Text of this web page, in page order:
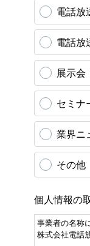
電話放
電話放
展示会
セミナ
業界ニ
その他
個人情報の
事業者の名称
株式会社電話